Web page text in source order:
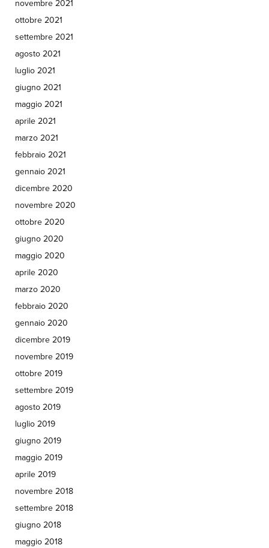
novembre 2021
ottobre 2021
settembre 2021
agosto 2021
luglio 2021
giugno 2021
maggio 2021
aprile 2021
marzo 2021
febbraio 2021
gennaio 2021
dicembre 2020
novembre 2020
ottobre 2020
giugno 2020
maggio 2020
aprile 2020
marzo 2020
febbraio 2020
gennaio 2020
dicembre 2019
novembre 2019
ottobre 2019
settembre 2019
agosto 2019
luglio 2019
giugno 2019
maggio 2019
aprile 2019
novembre 2018
settembre 2018
giugno 2018
maggio 2018